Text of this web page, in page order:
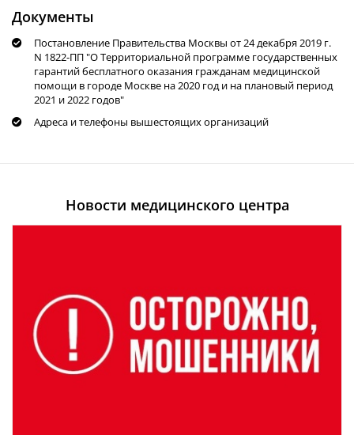
Документы
Постановление Правительства Москвы от 24 декабря 2019 г.
N 1822-ПП "О Территориальной программе государственных
гарантий бесплатного оказания гражданам медицинской
помощи в городе Москве на 2020 год и на плановый период
2021 и 2022 годов"
Адреса и телефоны вышестоящих организаций
Новости медицинского центра